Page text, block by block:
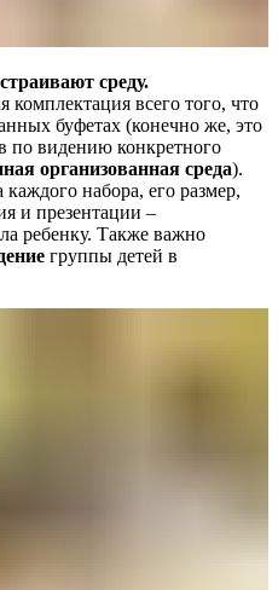
среду.
всего того, что
буфетах (конечно же, это
по видению конкретного
организованная среда).
набора, его размер,
и презентации –
ребенку. Также важно
группы детей в